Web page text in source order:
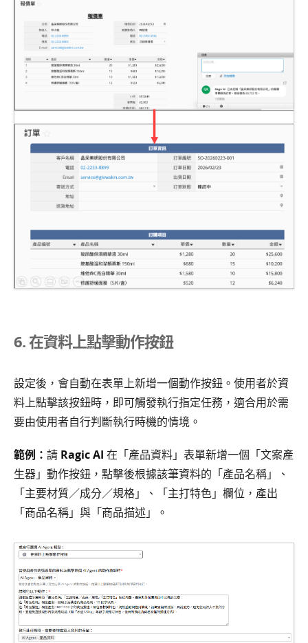
6. 在資料上點擊動作按鈕
設定後，會自動在表單上新增一個動作按鈕。使用者於資
料上點擊該按鈕時，即可觸發執行指定任務，適合用於需
要由使用者自行判斷執行時機的情境。
範例： 請 Ragic AI 在「產品資料」表單新增一個「文案產
生器」動作按鈕，點擊後根據該筆資料的「產品名稱」、
「主要材質／成分／規格」、「主打特色」欄位，產出
「商品名稱」與「商品描述」。